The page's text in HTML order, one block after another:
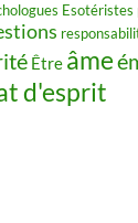
Esotéristes
Être âme
d'esprit